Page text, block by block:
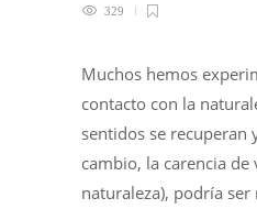
329
Muchos hemos
contacto con la
sentidos se recuperan
cambio, la carencia de
naturaleza), podría ser